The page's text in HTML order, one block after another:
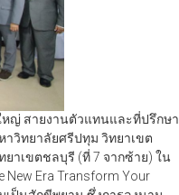
หญ่ สายงานตัวแทนและที่ปรึกษา
าวิทยาลัยศรีปทุม วิทยาเขต
าเขตชลบุรี (ที่ 7 จากซ้าย) ใน
New Era Transform Your